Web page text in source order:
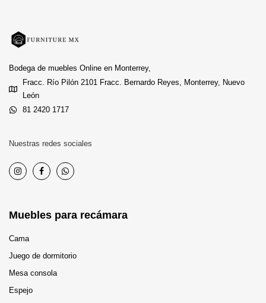
Bodega de muebles Online en Monterrey,
Fracc. Río Pilón 2101 Fracc. Bernardo Reyes, Monterrey, Nuevo
León
81 2420 1717
Nuestras redes sociales
Muebles para recámara
Cama
Juego de dormitorio
Mesa consola
Espejo